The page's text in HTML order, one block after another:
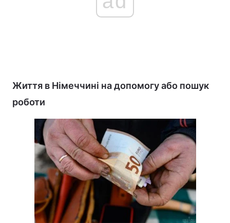
Життя в Німеччині на допомогу або пошук
роботи